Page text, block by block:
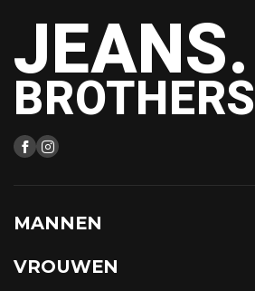
JEANS.
BROTHERS
MANNEN
VROUWEN